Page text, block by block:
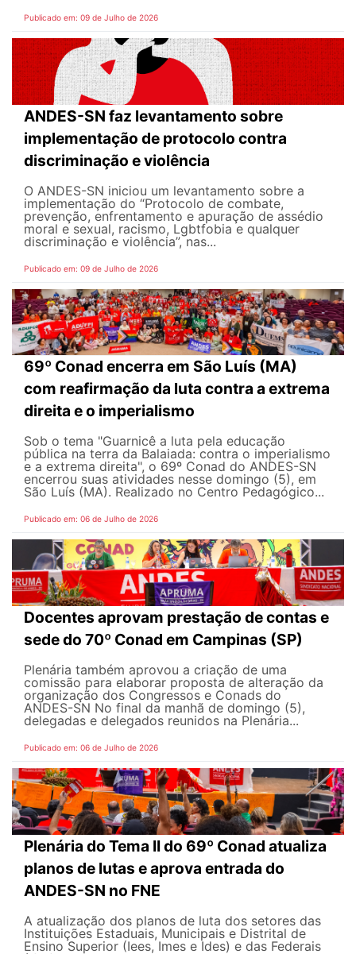
Publicado em: 09 de Julho de 2026
ANDES-SN faz levantamento sobre
implementação de protocolo contra
discriminação e violência
O ANDES-SN iniciou um levantamento sobre a
implementação do “Protocolo de combate,
prevenção, enfrentamento e apuração de assédio
moral e sexual, racismo, Lgbtfobia e qualquer
discriminação e violência”, nas...
Publicado em: 09 de Julho de 2026
69º Conad encerra em São Luís (MA)
com reafirmação da luta contra a extrema
direita e o imperialismo
Sob o tema "Guarnicê a luta pela educação
pública na terra da Balaiada: contra o imperialismo
e a extrema direita", o 69º Conad do ANDES-SN
encerrou suas atividades nesse domingo (5), em
São Luís (MA). Realizado no Centro Pedagógico...
Publicado em: 06 de Julho de 2026
Docentes aprovam prestação de contas e
sede do 70º Conad em Campinas (SP)
Plenária também aprovou a criação de uma
comissão para elaborar proposta de alteração da
organização dos Congressos e Conads do
ANDES-SN No final da manhã de domingo (5),
delegadas e delegados reunidos na Plenária...
Publicado em: 06 de Julho de 2026
Plenária do Tema II do 69º Conad atualiza
planos de lutas e aprova entrada do
ANDES-SN no FNE
A atualização dos planos de luta dos setores das
Instituições Estaduais, Municipais e Distrital de
Ensino Superior (Iees, Imes e Ides) e das Federais